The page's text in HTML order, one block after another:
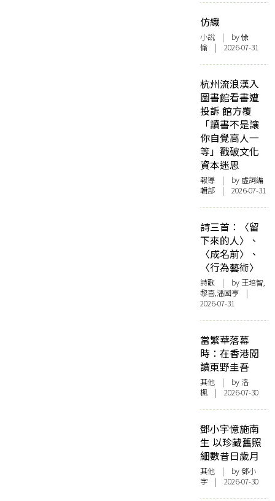
仿織
小說 | by 悇
愉 | 2026-07-31
杭州流浪漢入
圖書館看書遭
投訴 館方覆
「讀書不是讓
你自覺高人一
等」戳破文化
資本迷思
報導 | by 虛詞編
輯部 | 2026-07-31
詩三首：〈留
下來的人〉、
〈成名前〉、
〈行為藝術〉
詩歌 | by 王培智,
黎喜,潘國亨 |
2026-07-31
當繁華落幕
時：在香港閱
讀東野圭吾
其他 | by洛
楓 | 2026-07-30
鄧小宇憶施南
生 以珍藏舊照
細數昔日歲月
其他 | by 鄧小
宇 | 2026-07-30